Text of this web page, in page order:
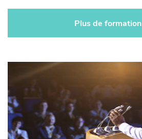
Plus de formation